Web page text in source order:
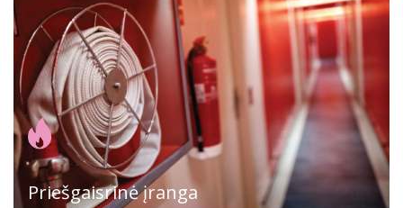
Priešgaisrinė įranga